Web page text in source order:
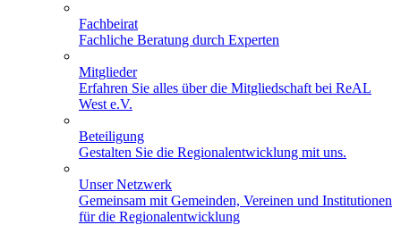
Fachbeirat
Fachliche Beratung durch Experten
Mitglieder
Erfahren Sie alles über die Mitgliedschaft bei ReAL
West e.V.
Beteiligung
Gestalten Sie die Regionalentwicklung mit uns.
Unser Netzwerk
Gemeinsam mit Gemeinden, Vereinen und Institutionen
für die Regionalentwicklung